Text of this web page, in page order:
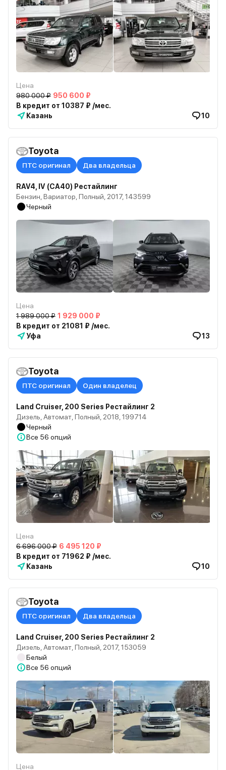
Цена
980 000 ₽ 950 600 ₽
В кредит от 10387 ₽ /мес.
Казань
10
Toyota
ПТС оригинал Два владельца
RAV4, IV (CA40) Рестайлинг
Бензин, Вариатор, Полный, 2017, 143599
Черный
Цена
1 989 000 ₽ 1 929 000 ₽
В кредит от 21081 ₽ /мес.
Уфа
13
Toyota
ПТС оригинал Один владелец
Land Cruiser, 200 Series Рестайлинг 2
Дизель, Автомат, Полный, 2018, 199714
Черный
Все 56 опций
Цена
6 696 000 ₽ 6 495 120 ₽
В кредит от 71962 ₽ /мес.
Казань
10
Toyota
ПТС оригинал Два владельца
Land Cruiser, 200 Series Рестайлинг 2
Дизель, Автомат, Полный, 2017, 153059
Белый
Все 56 опций
Цена